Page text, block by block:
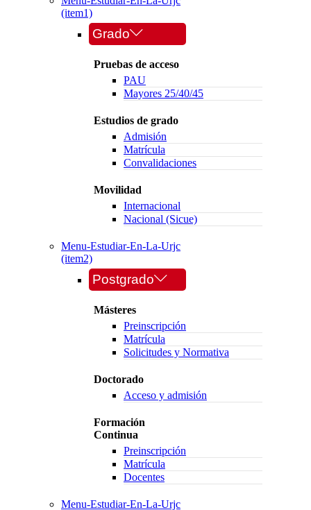
(item1)
Grado
Pruebas de acceso
PAU
Mayores 25/40/45
Estudios de grado
Admisión
Matrícula
Convalidaciones
Movilidad
Internacional
Nacional (Sicue)
Menu-Estudiar-En-La-Urjc
(item2)
Postgrado
Másteres
Preinscripción
Matrícula
Solicitudes y Normativa
Doctorado
Acceso y admisión
Formación
Continua
Preinscripción
Matrícula
Docentes
Menu-Estudiar-En-La-Urjc